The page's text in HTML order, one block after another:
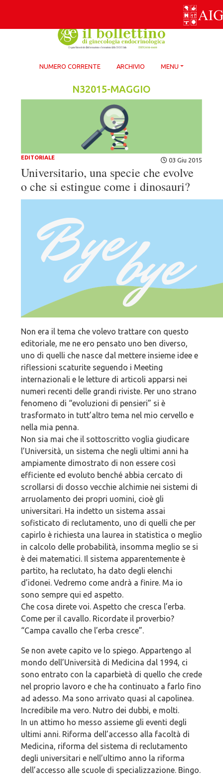
NUMERO CORRENTE ARCHIVIO MENU
N32015-MAGGIO
EDITORIALE 03 Giu 2015
Universitario, una specie che evolve
o che si estingue come i dinosauri?
Non era il tema che volevo trattare con questo
editoriale, me ne ero pensato uno ben diverso,
uno di quelli che nasce dal mettere insieme idee e
riflessioni scaturite seguendo i Meeting
internazionali e le letture di articoli apparsi nei
numeri recenti delle grandi riviste. Per uno strano
fenomeno di “evoluzioni di pensieri” si è
trasformato in tutt’altro tema nel mio cervello e
nella mia penna.
Non sia mai che il sottoscritto voglia giudicare
l’Università, un sistema che negli ultimi anni ha
ampiamente dimostrato di non essere così
efficiente ed evoluto benché abbia cercato di
scrollarsi di dosso vecchie alchimie nei sistemi di
arruolamento dei propri uomini, cioè gli
universitari. Ha indetto un sistema assai
sofisticato di reclutamento, uno di quelli che per
capirlo è richiesta una laurea in statistica o meglio
in calcolo delle probabilità, insomma meglio se si
è dei matematici. Il sistema apparentemente è
partito, ha reclutato, ha dato degli elenchi
d’idonei. Vedremo come andrà a finire. Ma io
sono sempre qui ed aspetto.
Che cosa direte voi. Aspetto che cresca l’erba.
Come per il cavallo. Ricordate il proverbio?
“Campa cavallo che l’erba cresce”.
Se non avete capito ve lo spiego. Appartengo al
mondo dell’Università di Medicina dal 1994, ci
sono entrato con la caparbietà di quello che crede
nel proprio lavoro e che ha continuato a farlo fino
ad adesso. Ma sono arrivato quasi al capolinea.
Incredibile ma vero. Nutro dei dubbi, e molti.
In un attimo ho messo assieme gli eventi degli
ultimi anni. Riforma dell’accesso alla facoltà di
Medicina, riforma del sistema di reclutamento
degli universitari e nell’ultimo anno la riforma
dell’accesso alle scuole di specializzazione. Bingo.